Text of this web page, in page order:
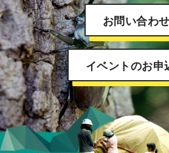
お問い合わせ
イベントのお申